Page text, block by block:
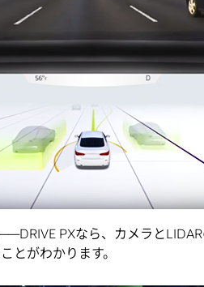
います。コンシューマー・エレ
いるNVIDIAブースをのぞいてみ
み語っているものではありません
るのかも語っています。次世代
は、自動車が自動的に走行できる
明しましょう。
PXなら、カメラと
とがわかります。